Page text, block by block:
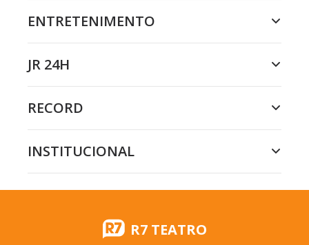
ENTRETENIMENTO
JR 24H
RECORD
INSTITUCIONAL
R7 TEATRO